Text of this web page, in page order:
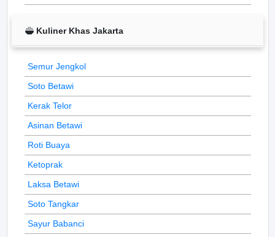
Kuliner Khas Jakarta
Semur Jengkol
Soto Betawi
Kerak Telor
Asinan Betawi
Roti Buaya
Ketoprak
Laksa Betawi
Soto Tangkar
Sayur Babanci